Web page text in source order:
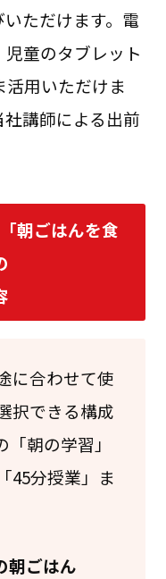
ただけます。電
童のタブレット
用いただけま
講師による出前
朝ごはんを食
に合わせて使
択できる構成
朝の学習」
45分授業」ま
朝ごはん